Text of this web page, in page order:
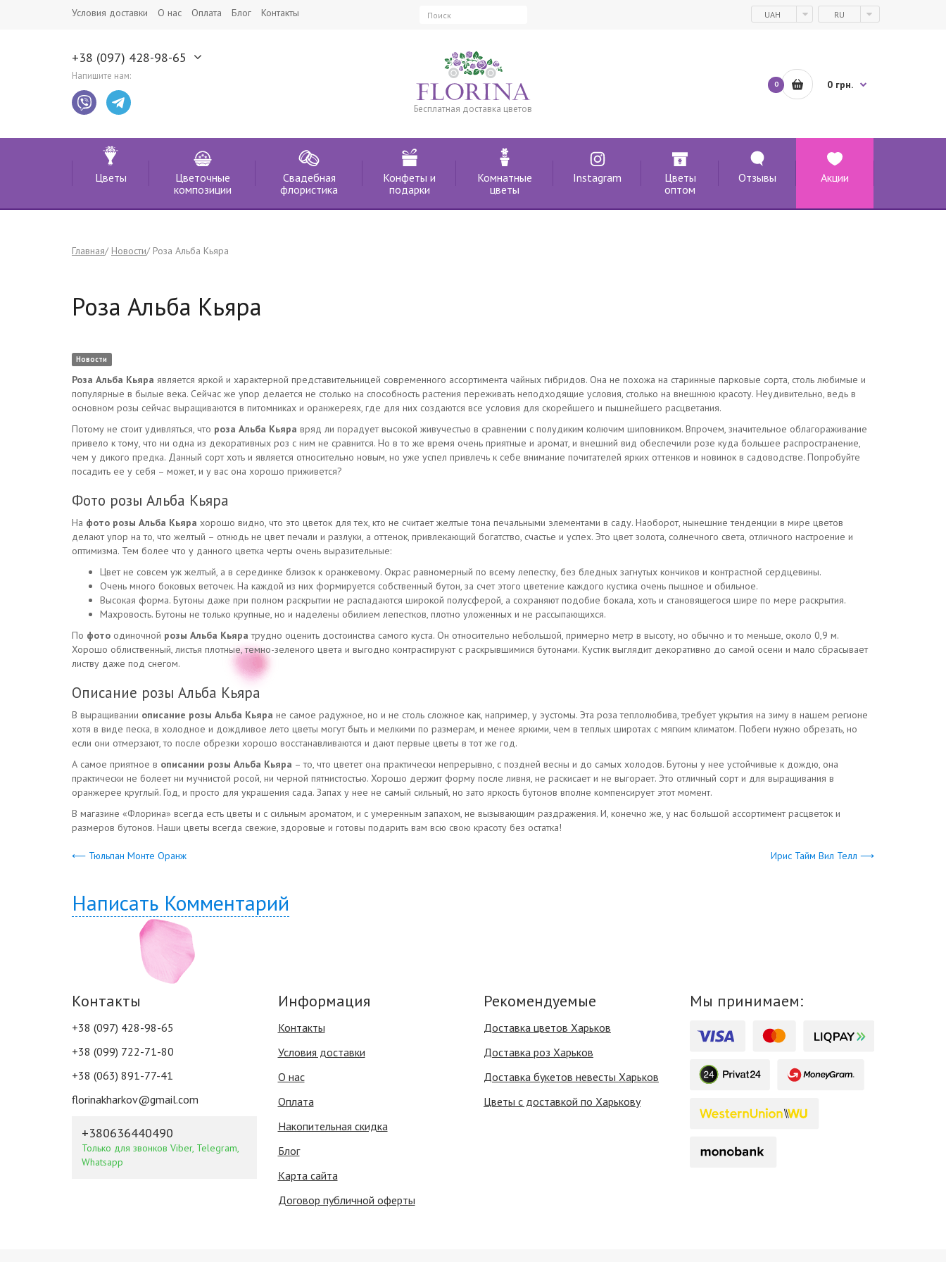
Условия доставки О нас Оплата Блог Контакты UAH RU
+38 (097) 428-98-65
Напишите нам:
Бесплатная доставка цветов
0 0 грн.
Цветы
Цветочные
композиции
Свадебная
флористика
Конфеты и
подарки
Комнатные
цветы
Instagram
Цветы
оптом
Отзывы Акции
Главная Новости Роза Альба Кьяра
Роза Альба Кьяра
Новости
Роза Альба Кьяра является яркой и характерной представительницей современного ассортимента чайных гибридов. Она не похожа на старинные парковые сорта, столь любимые и
популярные в былые века. Сейчас же упор делается не столько на способность растения переживать неподходящие условия, столько на внешнюю красоту. Неудивительно, ведь в
основном розы сейчас выращиваются в питомниках и оранжереях, где для них создаются все условия для скорейшего и пышнейшего расцветания.
Потому не стоит удивляться, что роза Альба Кьяра вряд ли порадует высокой живучестью в сравнении с полудиким колючим шиповником. Впрочем, значительное облагораживание
привело к тому, что ни одна из декоративных роз с ним не сравнится. Но в то же время очень приятные и аромат, и внешний вид обеспечили розе куда большее распространение,
чем у дикого предка. Данный сорт хоть и является относительно новым, но уже успел привлечь к себе внимание почитателей ярких оттенков и новинок в садоводстве. Попробуйте
посадить ее у себя – может, и у вас она хорошо приживется?
Фото розы Альба Кьяра
На фото розы Альба Кьяра хорошо видно, что это цветок для тех, кто не считает желтые тона печальными элементами в саду. Наоборот, нынешние тенденции в мире цветов
делают упор на то, что желтый – отнюдь не цвет печали и разлуки, а оттенок, привлекающий богатство, счастье и успех. Это цвет золота, солнечного света, отличного настроение и
оптимизма. Тем более что у данного цветка черты очень выразительные:
Цвет не совсем уж желтый, а в серединке близок к оранжевому. Окрас равномерный по всему лепестку, без бледных загнутых кончиков и контрастной сердцевины.
Очень много боковых веточек. На каждой из них формируется собственный бутон, за счет этого цветение каждого кустика очень пышное и обильное.
Высокая форма. Бутоны даже при полном раскрытии не распадаются широкой полусферой, а сохраняют подобие бокала, хоть и становящегося шире по мере раскрытия.
Махровость. Бутоны не только крупные, но и наделены обилием лепестков, плотно уложенных и не рассыпающихся.
По фото одиночной розы Альба Кьяра трудно оценить достоинства самого куста. Он относительно небольшой, примерно метр в высоту, но обычно и то меньше, около 0,9 м.
Хорошо облиственный, листья плотные, темно-зеленого цвета и выгодно контрастируют с раскрывшимися бутонами. Кустик выглядит декоративно до самой осени и мало сбрасывает
листву даже под снегом.
Описание розы Альба Кьяра
В выращивании описание розы Альба Кьяра не самое радужное, но и не столь сложное как, например, у эустомы. Эта роза теплолюбива, требует укрытия на зиму в нашем регионе
хотя в виде песка, в холодное и дождливое лето цветы могут быть и мелкими по размерам, и менее яркими, чем в теплых широтах с мягким климатом. Побеги нужно обрезать, но
если они отмерзают, то после обрезки хорошо восстанавливаются и дают первые цветы в тот же год.
А самое приятное в описании розы Альба Кьяра – то, что цветет она практически непрерывно, с поздней весны и до самых холодов. Бутоны у нее устойчивые к дождю, она
практически не болеет ни мучнистой росой, ни черной пятнистостью. Хорошо держит форму после ливня, не раскисает и не выгорает. Это отличный сорт и для выращивания в
оранжерее круглый. Год, и просто для украшения сада. Запах у нее не самый сильный, но зато яркость бутонов вполне компенсирует этот момент.
В магазине «Флорина» всегда есть цветы и с сильным ароматом, и с умеренным запахом, не вызывающим раздражения. И, конечно же, у нас большой ассортимент расцветок и
размеров бутонов. Наши цветы всегда свежие, здоровые и готовы подарить вам всю свою красоту без остатка!
⟵ Тюльпан Монте Оранж Ирис Тайм Вил Телл ⟶
Написать Комментарий
Контакты
+38 (097) 428-98-65
+38 (099) 722-71-80
+38 (063) 891-77-41
florinakharkov@gmail.com
+380636440490
Только для звонков Viber, Telegram,
Whatsapp
Информация
Контакты
Условия доставки
О нас
Оплата
Накопительная скидка
Блог
Карта сайта
Договор публичной оферты
Рекомендуемые
Доставка цветов Харьков
Доставка роз Харьков
Доставка букетов невесты Харьков
Цветы с доставкой по Харькову
Мы принимаем: